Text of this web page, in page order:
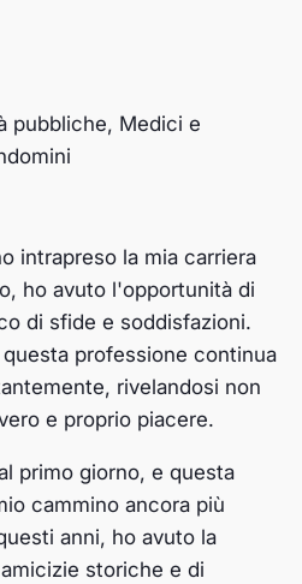
pubbliche, Medici e
intrapreso la mia carriera
ho avuto l'opportunità di
di sfide e soddisfazioni.
professione continua
rivelandosi non
e proprio piacere.
primo giorno, e questa
cammino ancora più
anni, ho avuto la
storiche e di